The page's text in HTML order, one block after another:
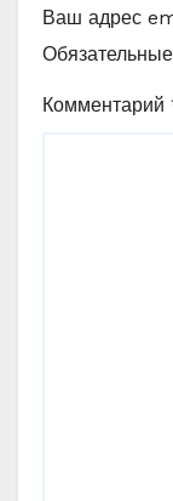
Ваш адрес
Комментарий